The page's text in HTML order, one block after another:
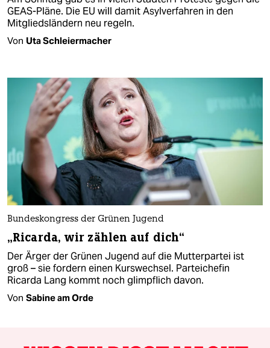
GEAS-Pläne. Die EU will damit Asylverfahren in den
Mitgliedsländern neu regeln.
Von Uta Schleiermacher
Bundeskongress der Grünen Jugend
„Ricarda, wir zählen auf dich“
Der Ärger der Grünen Jugend auf die Mutterpartei ist
groß – sie fordern einen Kurswechsel. Parteichefin
Ricarda Lang kommt noch glimpflich davon.
Von Sabine am Orde